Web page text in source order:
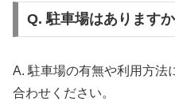
Q. 駐車場はありますか
A. 駐車場の有無や利用方法
合わせください。